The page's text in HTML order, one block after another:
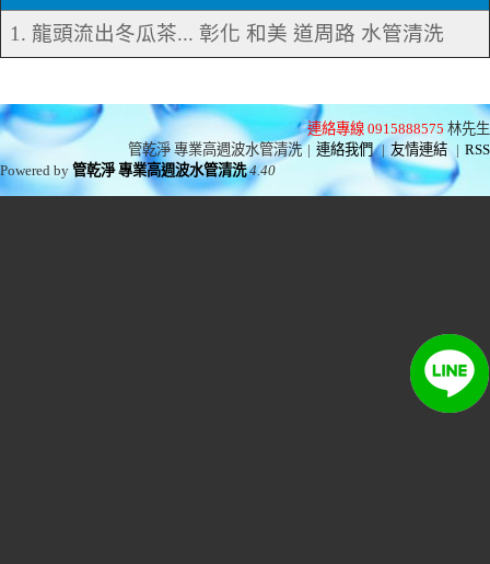
1. 龍頭流出冬瓜茶... 彰化 和美 道周路 水管清洗
連絡專線 0915888575 林先生
管乾淨 專業高週波水管清洗 | 連絡我們 | 友情連結 | RSS
Powered by管乾淨 專業高週波水管清洗 4.40